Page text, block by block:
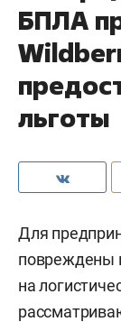
БПЛА
льготы
Для
повреждены
на